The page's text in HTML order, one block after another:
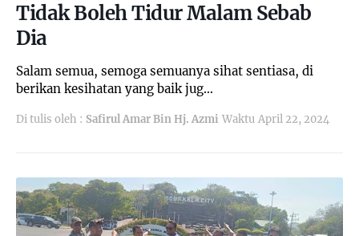
Tidak Boleh Tidur Malam Sebab
Dia
Salam semua, semoga semuanya sihat sentiasa, di
berikan kesihatan yang baik jug…
Di tulis oleh : Safirul Amar Bin Hj. Azmi Waktu April 22, 2024